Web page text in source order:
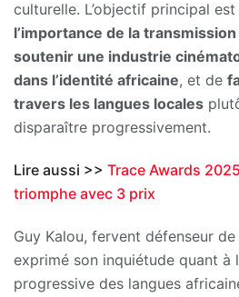
culturelle. L’objectif principal
l’importance de la transmission
soutenir une industrie
dans l’identité africaine, et de
travers les langues locales
disparaître progressivement.
Lire aussi >> Trace Awards
triomphe avec 3 prix
Guy Kalou, fervent défenseur
exprimé son inquiétude quant à
progressive des langues